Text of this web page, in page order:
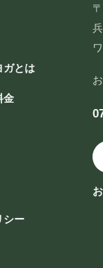
ガとは
金
シー